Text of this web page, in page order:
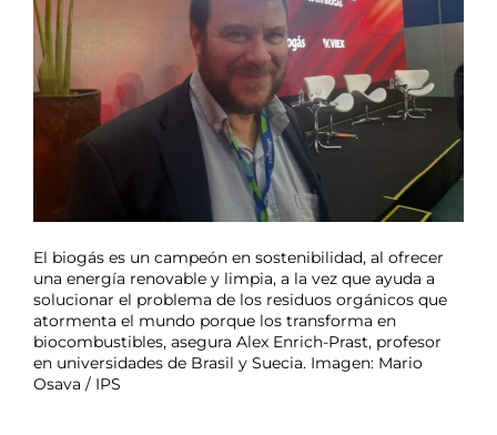
El biogás es un campeón en sostenibilidad, al ofrecer
una energía renovable y limpia, a la vez que ayuda a
solucionar el problema de los residuos orgánicos que
atormenta el mundo porque los transforma en
biocombustibles, asegura Alex Enrich-Prast, profesor
en universidades de Brasil y Suecia. Imagen: Mario
Osava / IPS